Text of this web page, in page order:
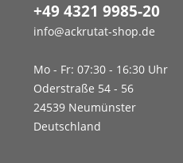
+49 4321 9985-20
info@ackrutat-shop.de
Mo - Fr: 07:30 - 16:30 Uhr
Oderstraße 54 - 56
24539 Neumünster
Deutschland